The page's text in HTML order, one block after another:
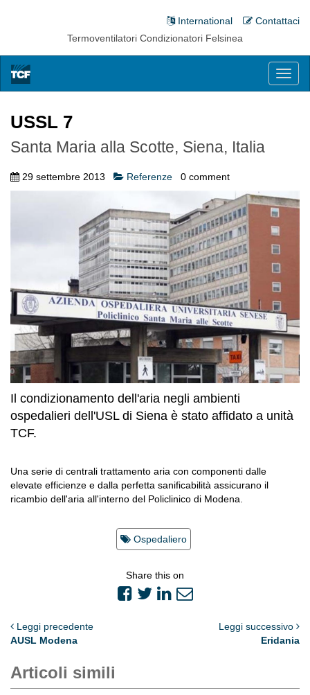
Contattaci
International
Termoventilatori Condizionatori Felsinea
USSL 7
Santa Maria alla Scotte, Siena, Italia
29 settembre 2013 Referenze 0 comment
Il condizionamento dell'aria negli ambienti
ospedalieri dell'USL di Siena è stato affidato a unità
TCF.
Una serie di centrali trattamento aria con componenti dalle
elevate efficienze e dalla perfetta sanificabilità assicurano il
ricambio dell'aria all'interno del Policlinico di Modena.
Ospedaliero
Share this on
Leggi precedente
AUSL Modena
Leggi successivo
Eridania
Articoli simili